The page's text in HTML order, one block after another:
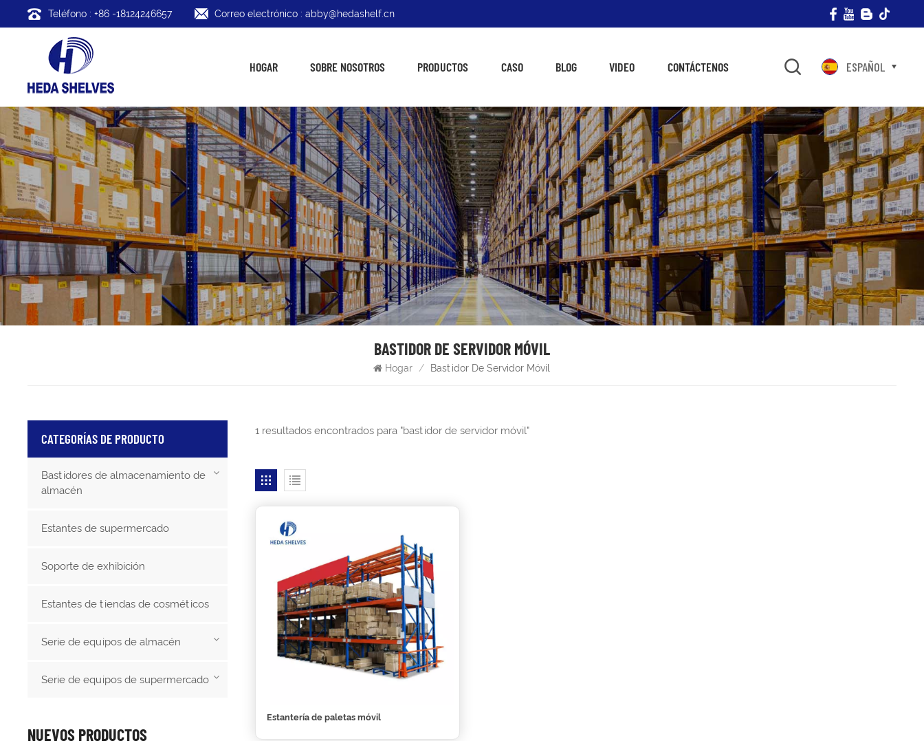
Teléfono : +86 -18124246657 Correo electrónico : abby@hedashelf.cn
HOGAR SOBRE NOSOTROS PRODUCTOS CASO BLOG VIDEO CONTÁCTENOS ESPAÑOL
BASTIDOR DE SERVIDOR MÓVIL
Hogar / Bastidor De Servidor Móvil
1 resultados encontrados para "bastidor de servidor móvil"
Estantería de paletas móvil
CATEGORÍAS DE PRODUCTO
Bastidores de almacenamiento de
almacén
Estantes de supermercado
Soporte de exhibición
Estantes de tiendas de cosméticos
Serie de equipos de almacén
Serie de equipos de supermercado
NUEVOS PRODUCTOS